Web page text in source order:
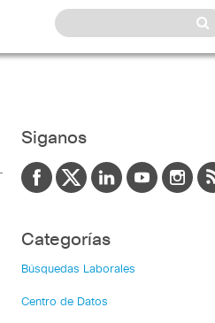
Siganos
Categorías
Búsquedas Laborales
Centro de Datos